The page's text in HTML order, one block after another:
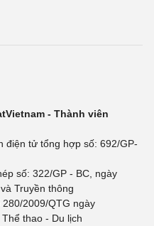
- Thành viên
điện tử tổng hợp số: 692/GP-
số: 322/GP - BC, ngày
Truyền thông
2009/QTG ngày
thao - Du lịch